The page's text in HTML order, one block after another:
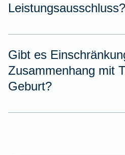
Leistungsausschluss?
Gibt es
Zusammenhang mit
Geburt?